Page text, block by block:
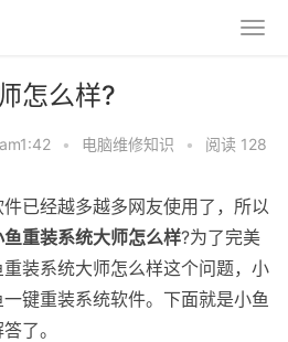
怎么样?
• 电脑维修知识 • 阅读 128
经越多越多网友使用了，所以
鱼重装系统大师怎么样?为了完美
装系统大师怎么样这个问题，小
键重装系统软件。下面就是小鱼
了。